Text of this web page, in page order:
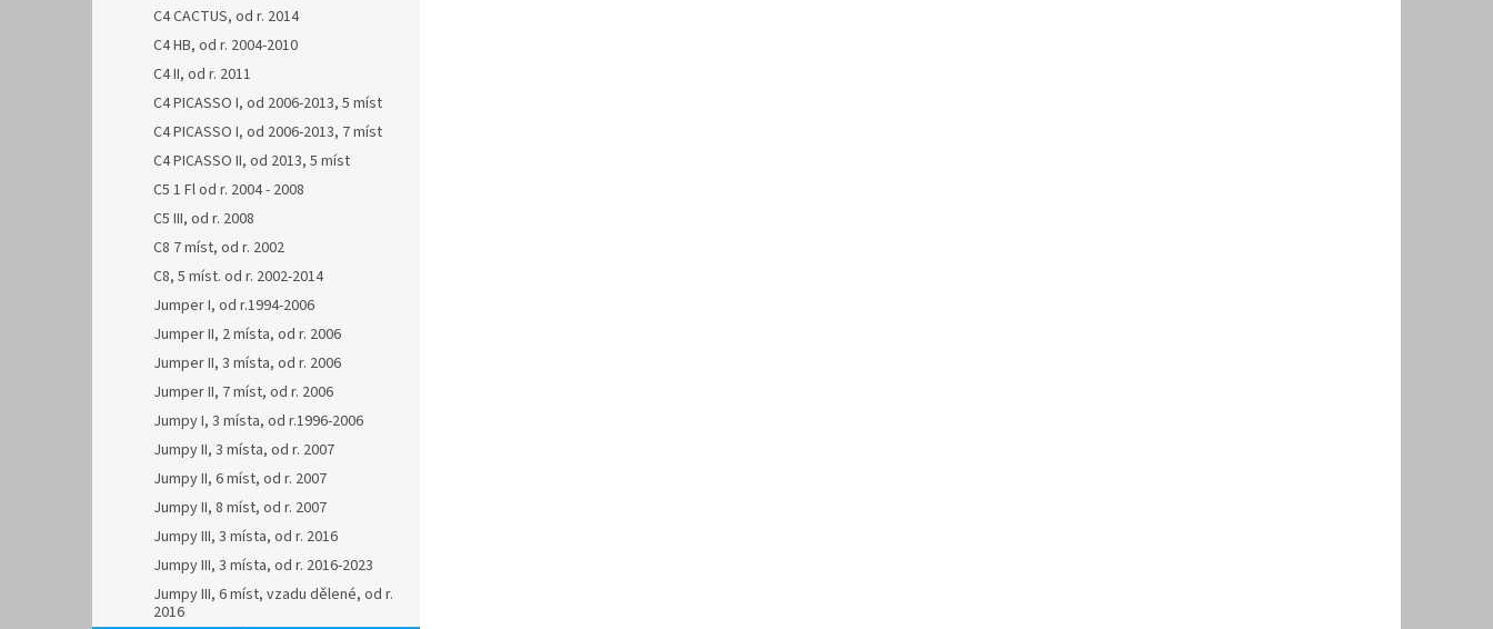
C4 CACTUS, od r. 2014
C4 HB, od r. 2004-2010
C4 II, od r. 2011
C4 PICASSO I, od 2006-2013, 5 míst
C4 PICASSO I, od 2006-2013, 7 míst
C4 PICASSO II, od 2013, 5 míst
C5 1 Fl od r. 2004 - 2008
C5 III, od r. 2008
C8 7 míst, od r. 2002
C8, 5 míst. od r. 2002-2014
Jumper I, od r.1994-2006
Jumper II, 2 místa, od r. 2006
Jumper II, 3 místa, od r. 2006
Jumper II, 7 míst, od r. 2006
Jumpy I, 3 místa, od r.1996-2006
Jumpy II, 3 místa, od r. 2007
Jumpy II, 6 míst, od r. 2007
Jumpy II, 8 míst, od r. 2007
Jumpy III, 3 místa, od r. 2016
Jumpy III, 3 místa, od r. 2016-2023
Jumpy III, 6 míst, vzadu dělené, od r.
2016